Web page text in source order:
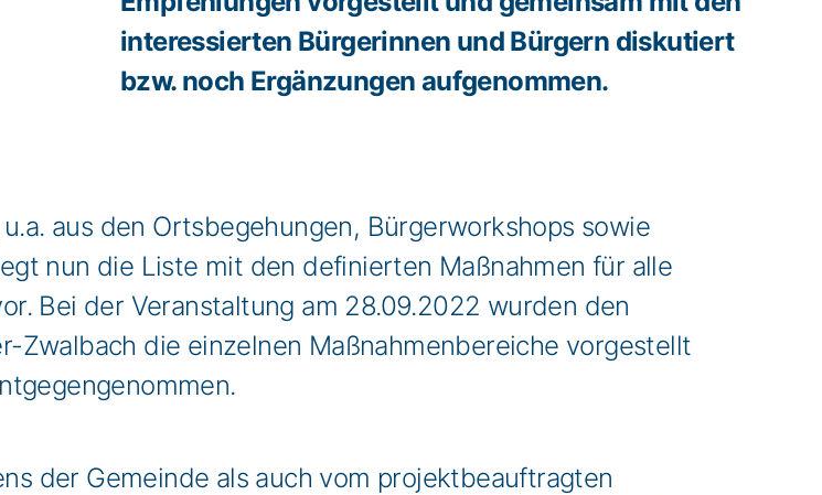
interessierten Bürgerinnen und Bürgern diskutiert
bzw. noch Ergänzungen aufgenommen.
aus den Ortsbegehungen, Bürgerworkshops sowie
nun die Liste mit den definierten Maßnahmen für alle
Bei der Veranstaltung am 28.09.2022 wurden den
Zwalbach die einzelnen Maßnahmenbereiche vorgestellt
der Gemeinde als auch vom projektbeauftragten